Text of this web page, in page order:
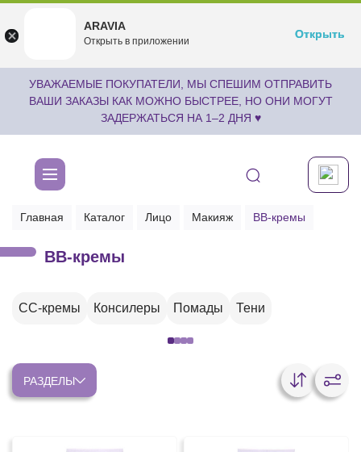
undefined
Бесплатноru.aravia.new
Открыть
УВАЖАЕМЫЕ ПОКУПАТЕЛИ, МЫ СПЕШИМ ОТПРАВИТЬ
ВАШИ ЗАКАЗЫ КАК МОЖНО БЫСТРЕЕ, НО ОНИ МОГУТ
ЗАДЕРЖАТЬСЯ НА 1–2 ДНЯ ♥
Главная Каталог Лицо Макияж BB-кремы
BB-кремы
CC-кремы Консилеры Помады Тени
РАЗДЕЛЫ
ARAVIA
Открыть в приложении
Открыть